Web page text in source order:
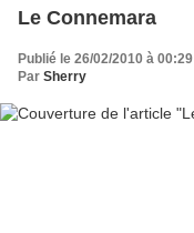
Le Connemara
Publié le 26/02/2010 à 00:29
Par Sherry